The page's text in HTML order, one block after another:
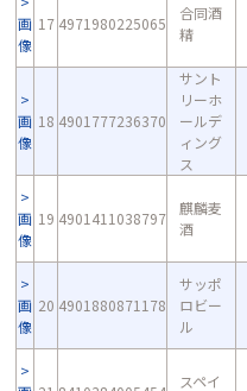
画
像
17 4971980225065
合同酒
精
画
像
18 4901777236370
サント
リーホ
ールデ
ィング
ス
画
像
19 4901411038797
麒麟麦
酒
画
像
20 4901880871178
サッポ
ロビー
ル
スペイ